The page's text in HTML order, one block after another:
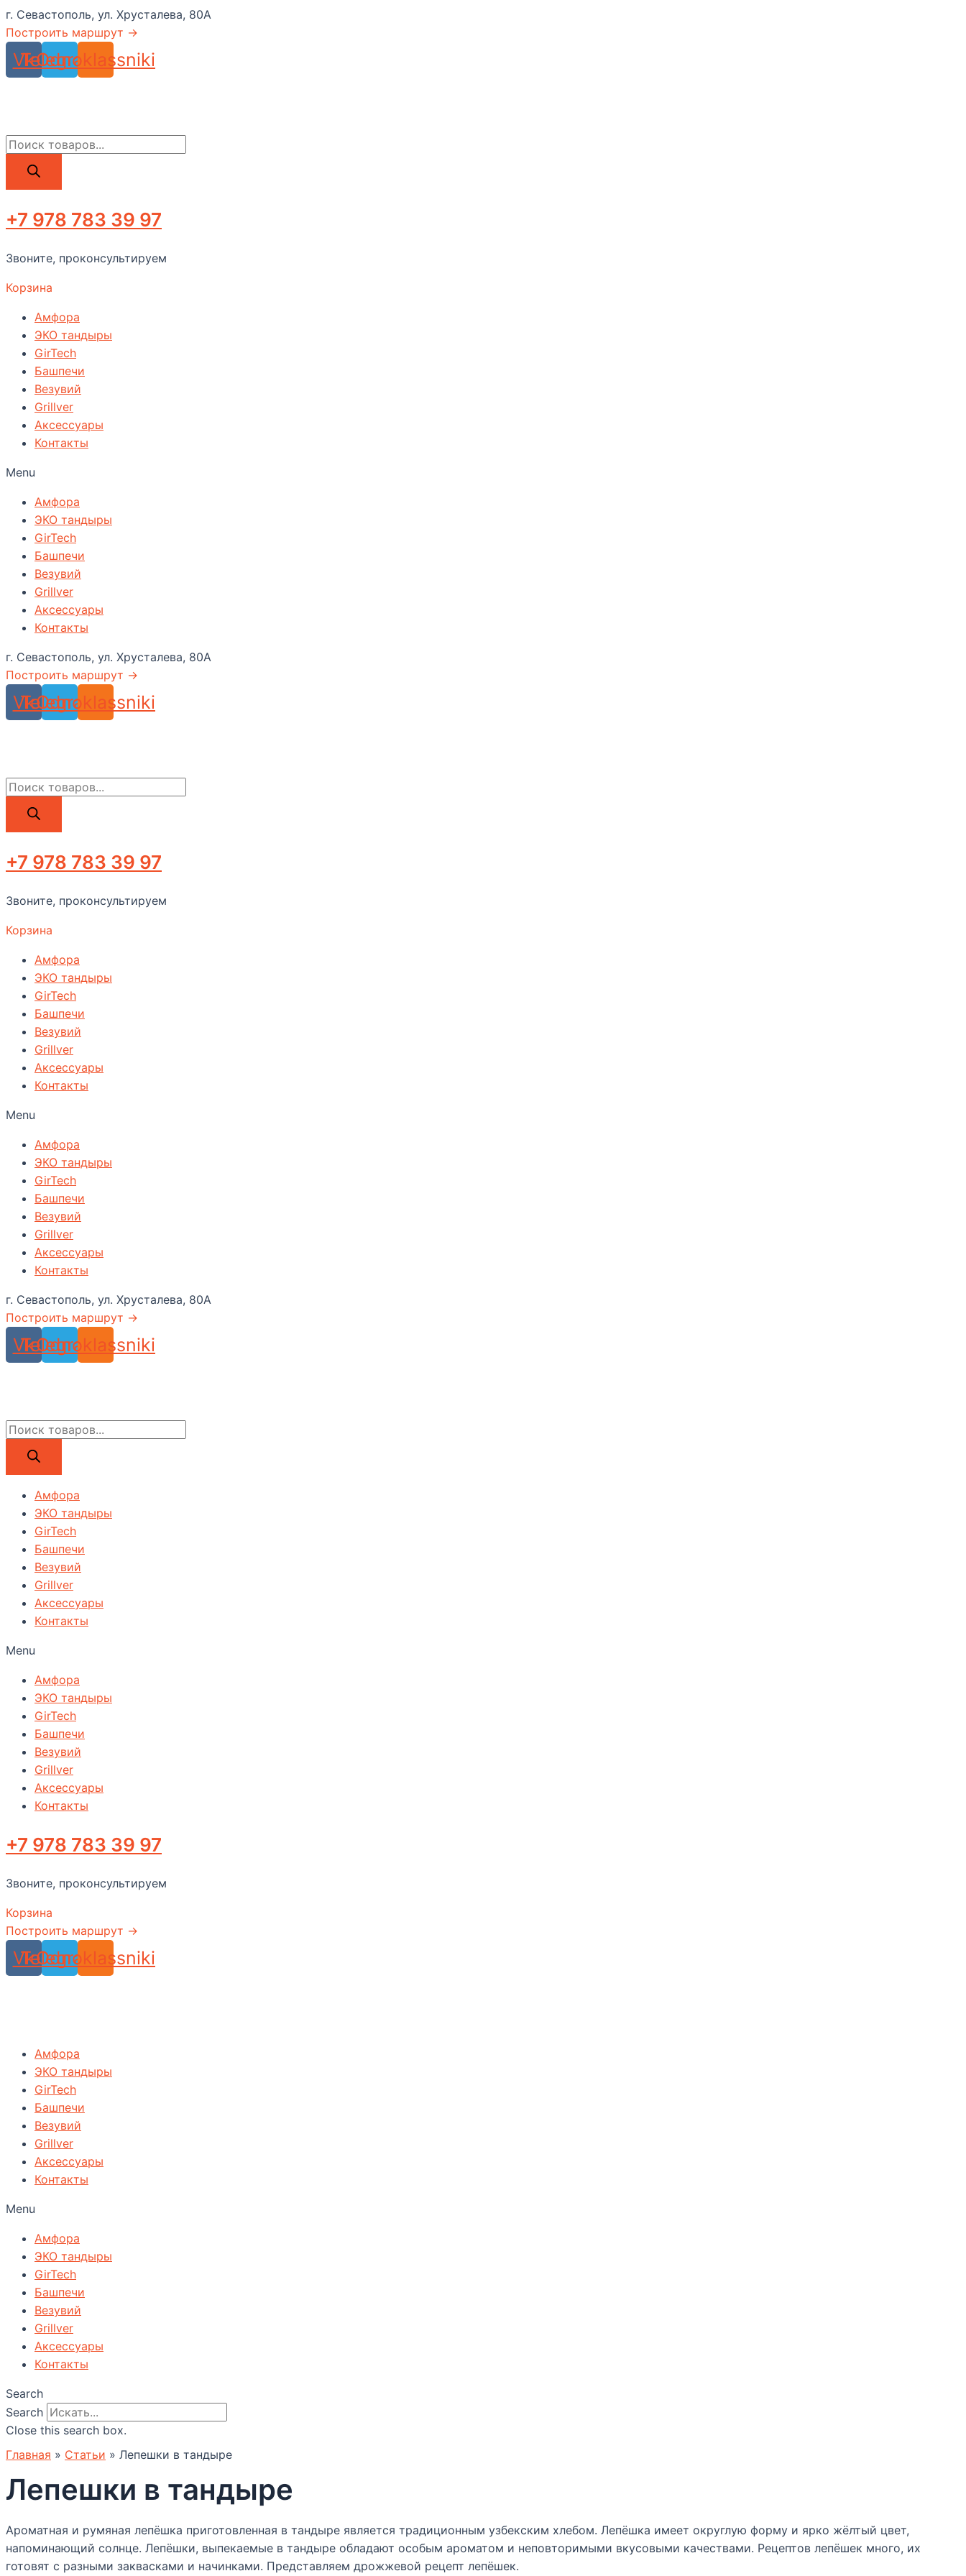
Перейти
к
содержимому
г. Севастополь, ул. Хрусталева, 80А
Построить маршрут →
Vk
Telegram
Odnoklassniki
Поиск
товаров
+7 978 783 39 97
Звоните, проконсультируем
Корзина
Амфора
ЭКО тандыры
GirTech
Башпечи
Везувий
Grillver
Аксессуары
Контакты
Menu
Амфора
ЭКО тандыры
GirTech
Башпечи
Везувий
Grillver
Аксессуары
Контакты
г. Севастополь, ул. Хрусталева, 80А
Построить маршрут →
Vk
Telegram
Odnoklassniki
Поиск
товаров
+7 978 783 39 97
Звоните, проконсультируем
Корзина
Амфора
ЭКО тандыры
GirTech
Башпечи
Везувий
Grillver
Аксессуары
Контакты
Menu
Амфора
ЭКО тандыры
GirTech
Башпечи
Везувий
Grillver
Аксессуары
Контакты
г. Севастополь, ул. Хрусталева, 80А
Построить маршрут →
Vk
Telegram
Odnoklassniki
Поиск
товаров
Амфора
ЭКО тандыры
GirTech
Башпечи
Везувий
Grillver
Аксессуары
Контакты
Menu
Амфора
ЭКО тандыры
GirTech
Башпечи
Везувий
Grillver
Аксессуары
Контакты
+7 978 783 39 97
Звоните, проконсультируем
Корзина
Построить маршрут →
Vk
Telegram
Odnoklassniki
Амфора
ЭКО тандыры
GirTech
Башпечи
Везувий
Grillver
Аксессуары
Контакты
Menu
Амфора
ЭКО тандыры
GirTech
Башпечи
Везувий
Grillver
Аксессуары
Контакты
Search
Search
Close this search box.
Главная » Статьи » Лепешки в тандыре
Лепешки в тандыре
Ароматная и румяная лепёшка приготовленная в тандыре является традиционным узбекским хлебом. Лепёшка имеет округлую форму и ярко жёлтый цвет,
напоминающий солнце. Лепёшки, выпекаемые в тандыре обладают особым ароматом и неповторимыми вкусовыми качествами. Рецептов лепёшек много, их
готовят с разными заквасками и начинками. Представляем дрожжевой рецепт лепёшек.